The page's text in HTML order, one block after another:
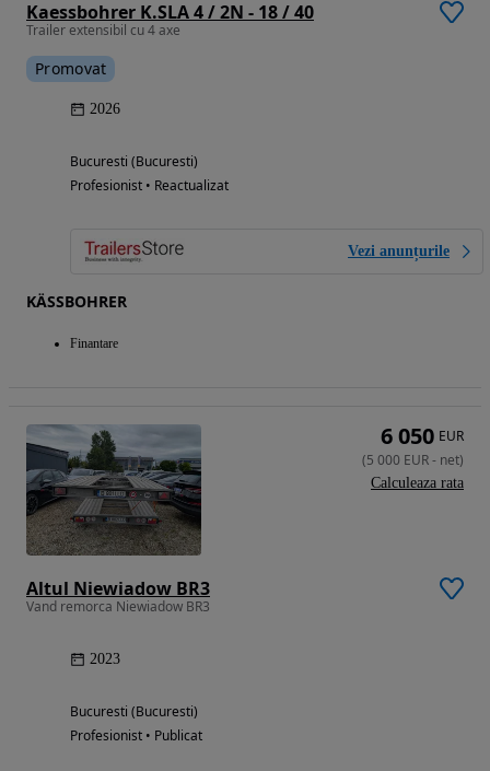
Kaessbohrer K.SLA 4 / 2N - 18 / 40
Trailer extensibil cu 4 axe
Promovat
2026
Bucuresti (Bucuresti)
Profesionist • Reactualizat
Vezi anunțurile
KÄSSBOHRER
Finantare
Altul Niewiadow BR3
Vand remorca Niewiadow BR3
2023
Bucuresti (Bucuresti)
Profesionist • Publicat
6 050 EUR
(5 000 EUR- net)
Calculeaza rata